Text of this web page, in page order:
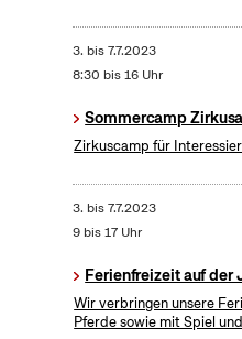
3. bis7.7.2023
8:30 bis 16 Uhr
Sommercamp
Zirkuscamp für
3. bis7.7.2023
9 bis 17 Uhr
Ferienfreizeit auf
Wir verbringen unsere
Pferde sowie mit Spiel